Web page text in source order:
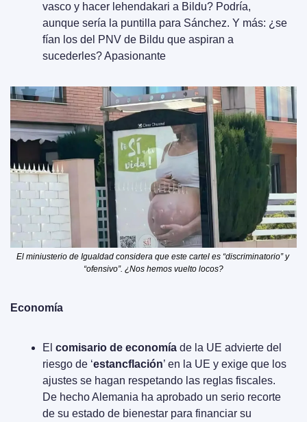
vasco y hacer lehendakari a Bildu? Podría,
aunque sería la puntilla para Sánchez. Y más: ¿se
fían los del PNV de Bildu que aspiran a
sucederles? Apasionante
El miniusterio de Igualdad considera que este cartel es “discriminatorio” y
“ofensivo”. ¿Nos hemos vuelto locos?
Economía
El comisario de economía de la UE advierte del
riesgo de ‘estancflación’ en la UE y exige que los
ajustes se hagan respetando las reglas fiscales.
De hecho Alemania ha aprobado un serio recorte
de su estado de bienestar para financiar su